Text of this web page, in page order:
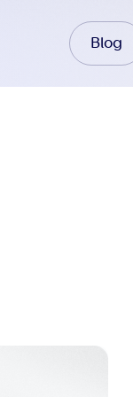
Blog